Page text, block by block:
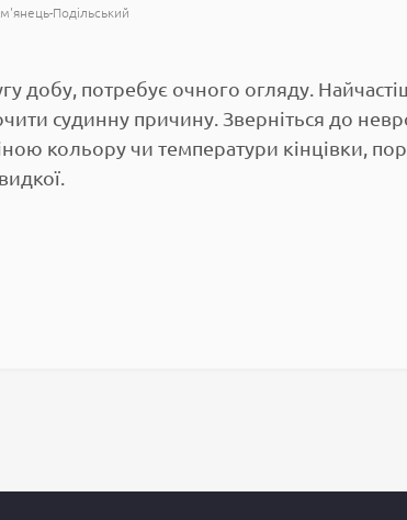
Подільський
добу, потребує очного огляду.
судинну причину. Зверніться до
кольору чи температури кінцівки,